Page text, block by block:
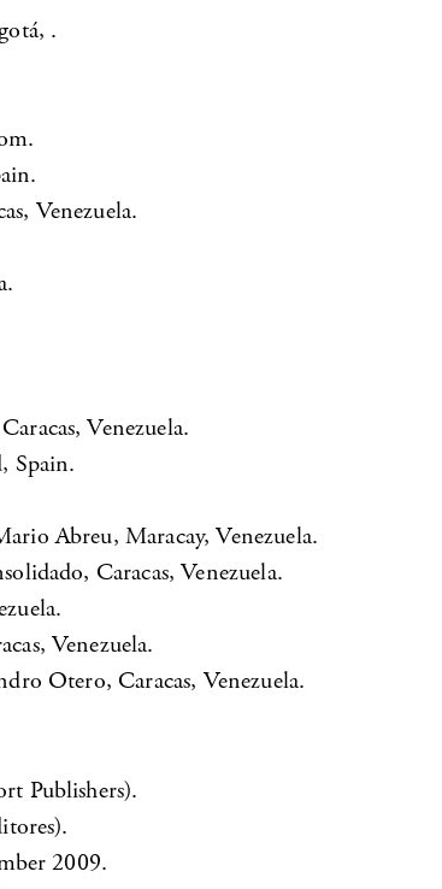
.
Venezuela.
Venezuela.
Spain.
Abreu, Maracay, Venezuela.
Caracas, Venezuela.
Venezuela.
Otero, Caracas, Venezuela.
Publishers).
2009.